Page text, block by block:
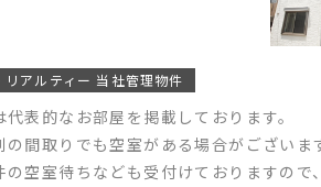
リアルティー 当社管理物件
表的なお部屋を掲載しております。
間取りでも空室がある場合がございま
の空室待ちなども受付けておりますの